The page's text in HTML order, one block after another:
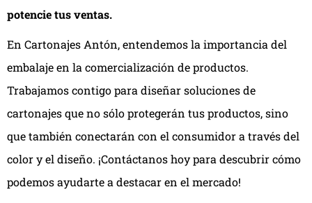
potencie tus ventas.
En Cartonajes Antón, entendemos la importancia del
embalaje en la comercialización de productos.
Trabajamos contigo para diseñar soluciones de
cartonajes que no sólo protegerán tus productos, sino
que también conectarán con el consumidor a través del
color y el diseño. ¡Contáctanos hoy para descubrir cómo
podemos ayudarte a destacar en el mercado!